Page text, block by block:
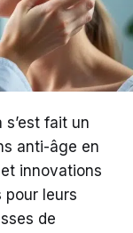
fait un
anti-âge en
innovations
pour leurs
de